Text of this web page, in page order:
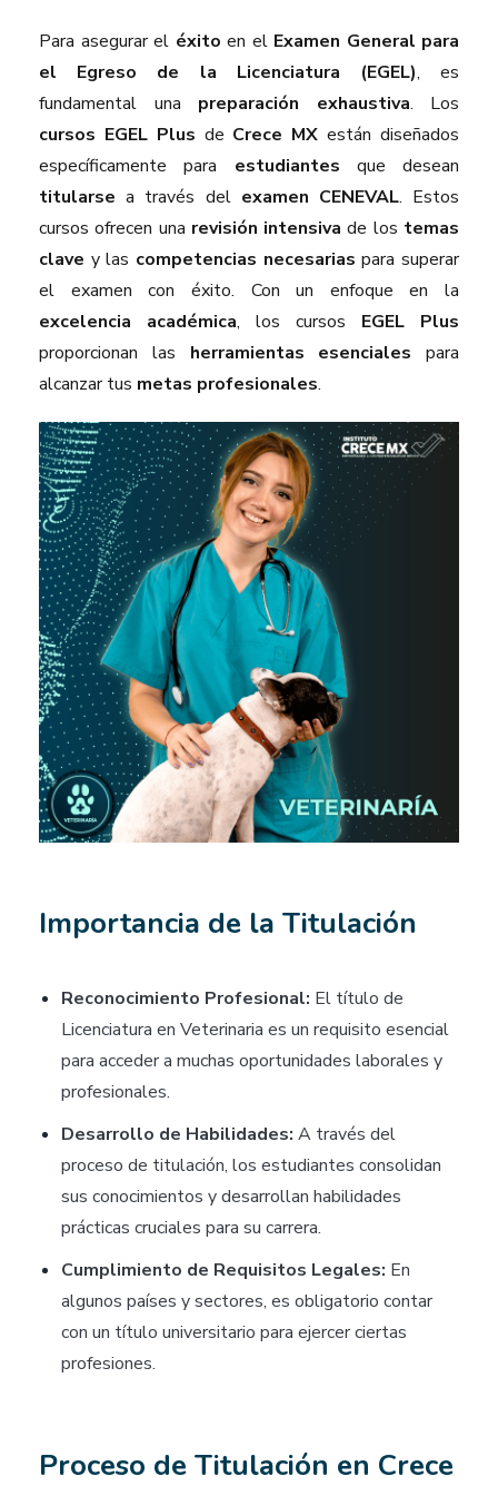
Para asegurar el éxito en el Examen General para
el Egreso de la Licenciatura (EGEL), es
fundamental una preparación exhaustiva. Los
cursos EGEL Plus de Crece MX están diseñados
específicamente para estudiantes que desean
titularse a través del examen CENEVAL. Estos
cursos ofrecen una revisión intensiva de los temas
clave y las competencias necesarias para superar
el examen con éxito. Con un enfoque en la
excelencia académica, los cursos EGEL Plus
proporcionan las herramientas esenciales para
alcanzar tus metas profesionales.
Importancia de la Titulación
Reconocimiento Profesional: El título de
Licenciatura en Veterinaria es un requisito esencial
para acceder a muchas oportunidades laborales y
profesionales.
Desarrollo de Habilidades: A través del
proceso de titulación, los estudiantes consolidan
sus conocimientos y desarrollan habilidades
prácticas cruciales para su carrera.
Cumplimiento de Requisitos Legales: En
algunos países y sectores, es obligatorio contar
con un título universitario para ejercer ciertas
profesiones.
Proceso de Titulación en Crece